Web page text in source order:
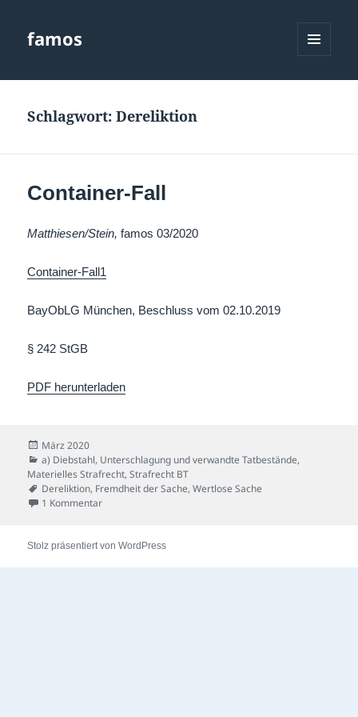
famos
Schlagwort:Dereliktion
Container-Fall
Matthiesen/Stein,famos 03/2020
Container-Fall1
BayObLG München, Beschluss vom 02.10.2019
§ 242 StGB
PDF herunterladen
Veröffentlicht
am
März 2020
Kategorien
a) Diebstahl, Unterschlagung und verwandte Tatbestände,
Materielles Strafrecht,Strafrecht BT
Schlagwörter
Dereliktion, Fremdheit der Sache,Wertlose Sache
1 Kommentarzu Container-Fall
Stolz präsentiert von WordPress